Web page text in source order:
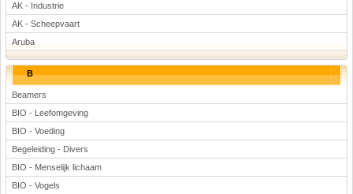
Onderwerpen
Digiborden / touchscreens
Digibordtools
Downloads basisonderwijs
Herfst
Kerstmis
Kinder-/Jeugdboeken
Lente
AK - Industrie
AK - Scheepvaart
Aruba
B
Beamers
BIO - Leefomgeving
BIO - Voeding
Begeleiding - Divers
BIO - Menselijk lichaam
BIO - Vogels